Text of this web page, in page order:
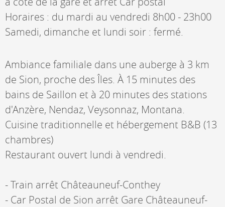
Horaires : du mardi au vendredi 8h00 - 23h00
Samedi, dimanche et lundi soir : fermé.
Ambiance familiale dans une auberge à 3 km
de Sion, proche des Îles. À 15 minutes des
bains de Saillon et à 20 minutes des stations
d'Anzère, Nendaz, Veysonnaz, Montana.
Cuisine traditionnelle et hébergement B&B (13
chambres)
Restaurant ouvert lundi à vendredi.
- Train arrêt Châteauneuf-Conthey
- Car Postal de Sion arrêt Gare Châteauneuf-